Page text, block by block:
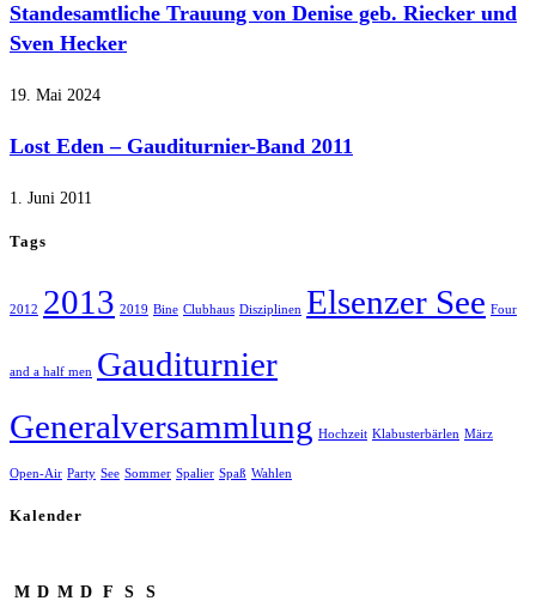
Standesamtliche Trauung von Denise geb. Riecker und
Sven Hecker
19. Mai 2024
Lost Eden – Gauditurnier-Band 2011
1. Juni 2011
Tags
2012 2013 2019 Bine Clubhaus Disziplinen Elsenzer See Four
and a half men Gauditurnier
Generalversammlung Hochzeit Klabusterbärlen März
Open-Air Party See Sommer Spalier Spaß Wahlen
Kalender
M D M D F S
S